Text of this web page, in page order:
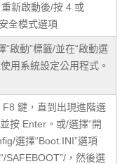
新啟動後/按 4 或
全模式選項
啟動”標籤/並在“啟動選
用系統設定公用程式。
鍵，直到出現進階選
按 Enter。或/選擇“開
選擇“Boot.INI”選項
SAFEBOOT”/，然後選